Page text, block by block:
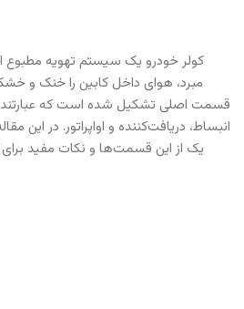
کولر خودرو یک سیستم تهویه مطبوع
مبرد، هوای داخل کابین را خنک و
قسمت اصلی تشکیل شده است که عبارتند
انبساط، دریافت‌کننده و اواپراتور. در این
یک از این قسمت‌ها و نکات مفید برای